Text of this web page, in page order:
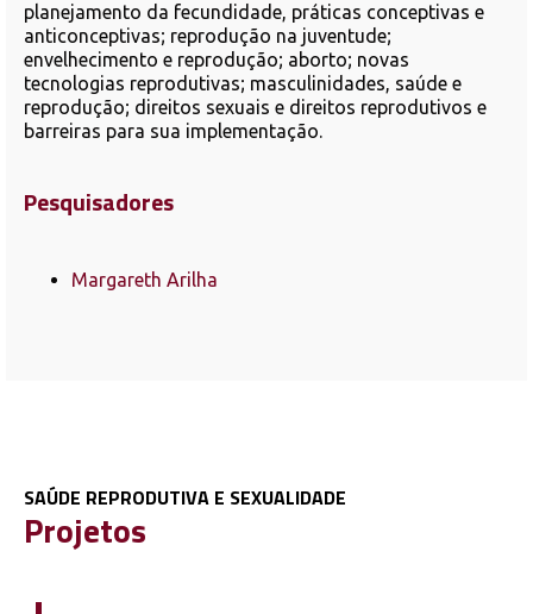
planejamento da fecundidade, práticas conceptivas e
anticonceptivas; reprodução na juventude;
envelhecimento e reprodução; aborto; novas
tecnologias reprodutivas; masculinidades, saúde e
reprodução; direitos sexuais e direitos reprodutivos e
barreiras para sua implementação.
Pesquisadores
Margareth Arilha
SAÚDE REPRODUTIVA E SEXUALIDADE
Projetos